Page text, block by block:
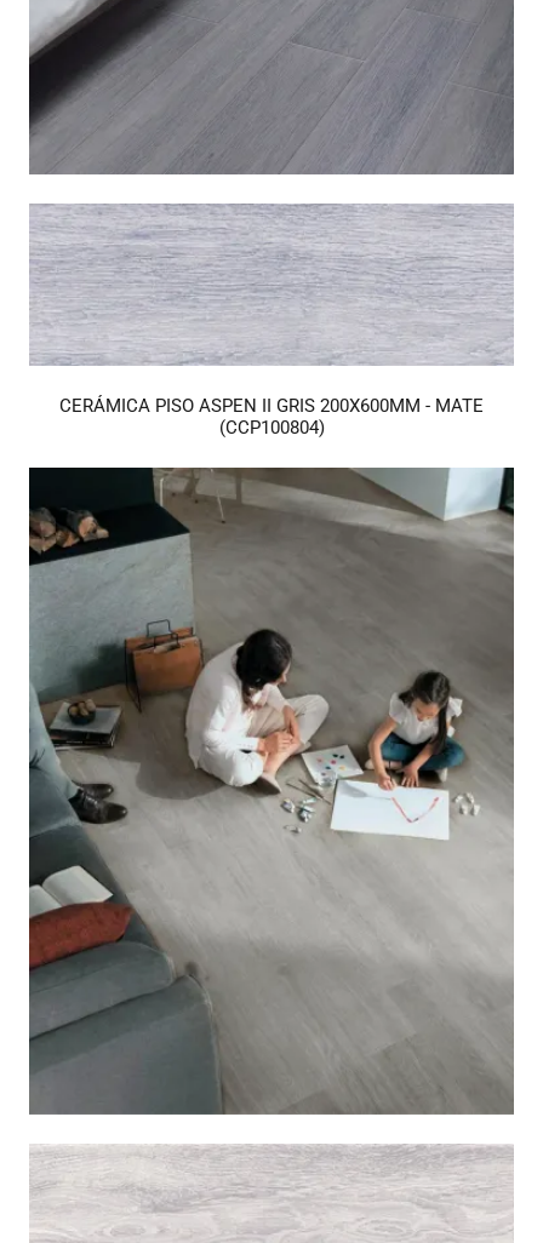
CERÁMICA PISO ASPEN II GRIS 200X600MM - MATE
(CCP100804)